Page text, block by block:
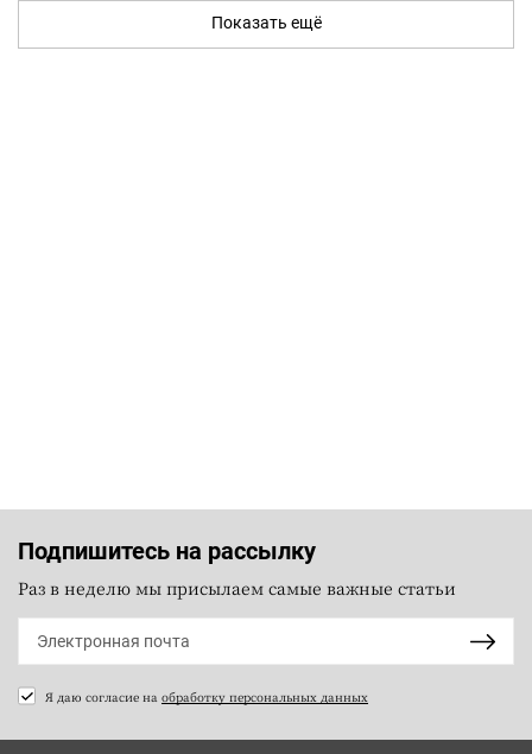
Показать ещё
Подпишитесь на рассылку
Раз в неделю мы присылаем самые важные статьи
Я даю согласие на обработку персональных данных